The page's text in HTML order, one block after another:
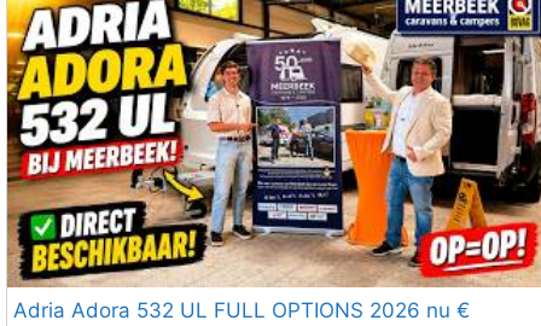
Adria Adora 532 UL FULL OPTIONS 2026 nu €